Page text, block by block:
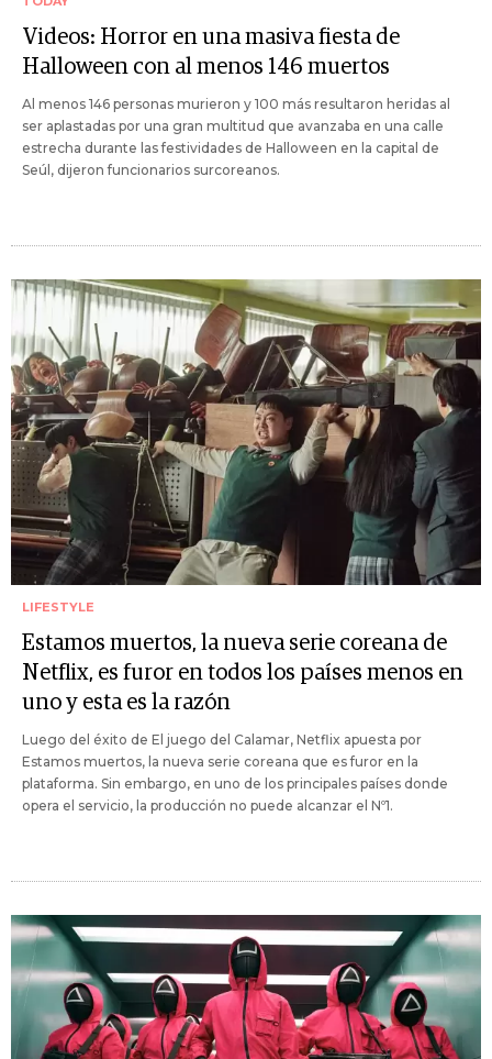
Videos: Horror en una masiva fiesta de
Halloween con al menos 146 muertos
Al menos 146 personas murieron y 100 más resultaron heridas al
ser aplastadas por una gran multitud que avanzaba en una calle
estrecha durante las festividades de Halloween en la capital de
Seúl, dijeron funcionarios surcoreanos.
LIFESTYLE
Estamos muertos, la nueva serie coreana de
Netflix, es furor en todos los países menos en
uno y esta es la razón
Luego del éxito de El juego del Calamar, Netflix apuesta por
Estamos muertos, la nueva serie coreana que es furor en la
plataforma. Sin embargo, en uno de los principales países donde
opera el servicio, la producción no puede alcanzar el Nº1.